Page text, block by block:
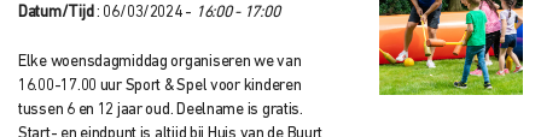
Datum/Tijd : 06/03/2024 - 16:00 - 17:00
Elke woensdagmiddag organiseren we van
16.00-17.00 uur Sport & Spel voor kinderen
tussen 6 en 12 jaar oud. Deelname is gratis.
Start- en eindpunt is altijd bij Huis van de Buurt